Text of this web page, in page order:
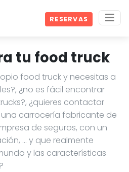
RESERVAS
tu food truck
food truck y necesitas a
¿no es fácil encontrar
¿quieres contactar
carrocería fabricante de
de seguros, con un
… y que realmente
y las características